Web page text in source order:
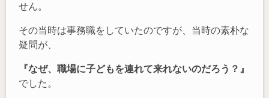
せん。
その当時は事務職をしていたのですが、当時の素朴な
疑問が、
『なぜ、職場に子どもを連れて来れないのだろう？』
でした。